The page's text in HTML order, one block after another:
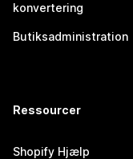
konvertering
Butiksadministration
Ressourcer
Shopify Hjælp